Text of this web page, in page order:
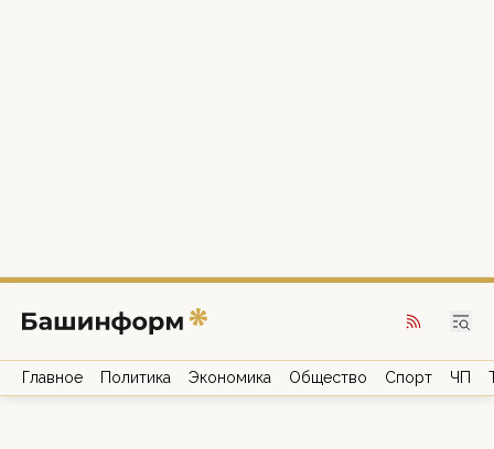
Главное Политика Экономика Общество Спорт ЧП